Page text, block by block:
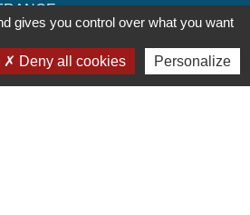
gives you control over what you want
Deny all cookies Personalize